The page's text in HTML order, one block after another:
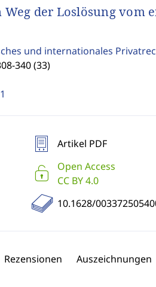
der Loslösung vom
und internationales
340 (33)
Artikel PDF
Open Access
CC BY 4.0
10.1628/
Rezensionen Auszeichnungen